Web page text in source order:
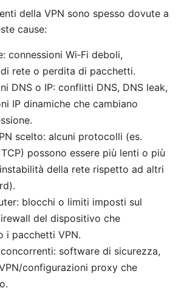
della VPN sono spesso dovute a
cause:
connessioni Wi‑Fi deboli,
rete o perdita di pacchetti.
DNS o IP: conflitti DNS, DNS leak,
IP dinamiche che cambiano
scelto: alcuni protocolli (es.
TCP) possono essere più lenti o più
della rete rispetto ad altri
blocchi o limiti imposti sul
del dispositivo che
i pacchetti VPN.
software di sicurezza,
configurazioni proxy che